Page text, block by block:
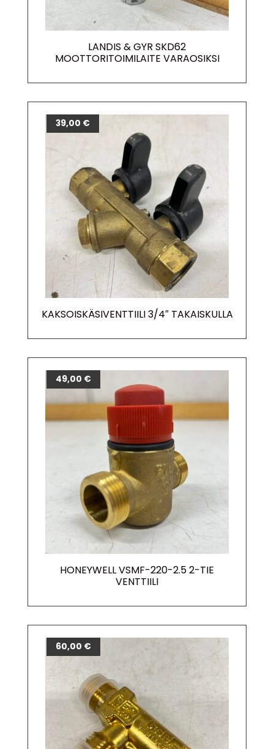
LANDIS & GYR SKD62
MOOTTORITOIMILAITE VARAOSIKSI
KAKSOISKÄSIVENTTIILI 3/4″ TAKAISKULLA
39,00 €
HONEYWELL VSMF-220-2.5 2-TIE
VENTTIILI
49,00 €
60,00 €